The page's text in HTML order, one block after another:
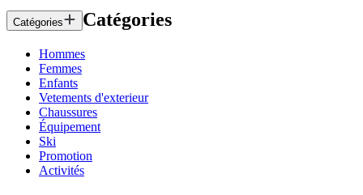
Catégories Catégories
Hommes
Femmes
Enfants
Vetements d'exterieur
Chaussures
Équipement
Ski
Promotion
Activités